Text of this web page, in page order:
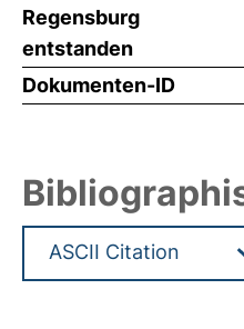
Regensburg
entstanden
Dokumenten-ID